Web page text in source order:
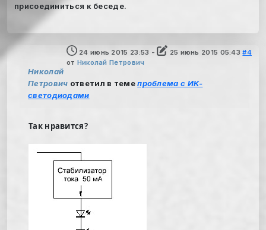
присоединиться к беседе.
24 июнь 2015 23:53 - 25 июнь 2015 05:43 #4
от Николай Петрович
Николай
Петрович ответил в темепроблема с ИК-
светодиодами
Так нравится?